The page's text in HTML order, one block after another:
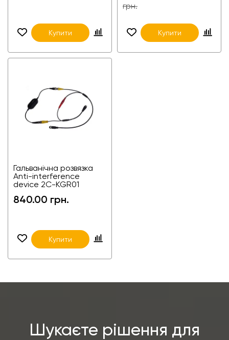
Купити
грн.
Купити
Гальванічна розвязка
Anti-interference
device 2C-KGR01
840.00 грн.
Купити
Шукаєте рішення для